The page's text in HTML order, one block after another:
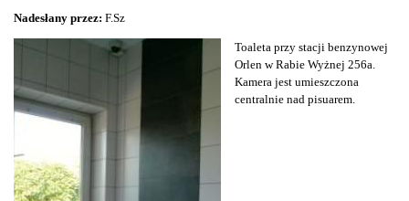
Nadesłany przez: F.Sz
Toaleta przy stacji benzynowej
Orlen w Rabie Wyżnej 256a.
Kamera jest umieszczona
centralnie nad pisuarem.